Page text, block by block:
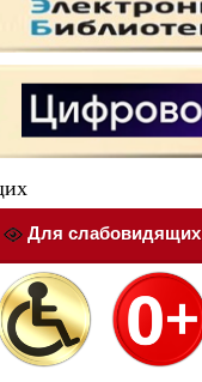
Для слабовидящих